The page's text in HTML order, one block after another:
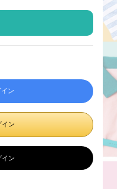
ン
イン
イン